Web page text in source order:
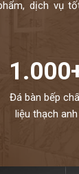
dịch vụ
Đá bàn bếp
liệu thạch anh